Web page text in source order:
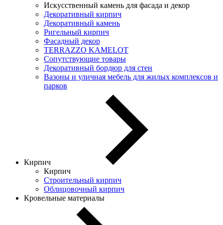
Искусственный камень для фасада и декор
Декоративный кирпич
Декоративный камень
Ригельный кирпич
Фасадный декор
TERRAZZO KAMELOT
Сопутствующие товары
Декоративный бордюр для стен
Вазоны и уличная мебель для жилых комплексов и
парков
Кирпич
Кирпич
Строительный кирпич
Облицовочный кирпич
Кровельные материалы